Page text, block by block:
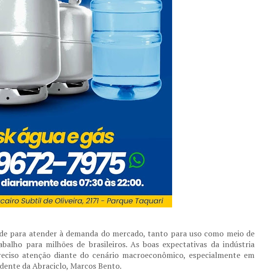
para atender à demanda do mercado, tanto para uso como meio de
para milhões de brasileiros. As boas expectativas da indústria
atenção diante do cenário macroeconômico, especialmente em
da Abraciclo, Marcos Bento.